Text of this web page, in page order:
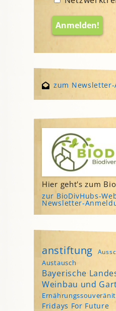
zum
Hier geht's zum
zur BioDivHubs-
Newsletter-
anstiftung
Austausch
Bayerische
Weinbau und
Fridays For Future